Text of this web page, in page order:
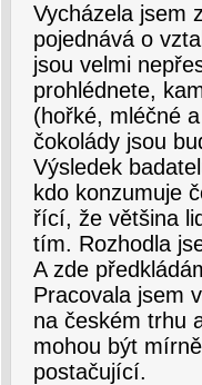
Vycházela jsem
pojednává o
jsou velmi
prohlédnete,
(hořké, mléčné
čokolády jsou
Výsledek
kdo konzumuje
řící, že většina
tím. Rozhodla
A zde
Pracovala jsem
na českém trhu
mohou být
postačující.